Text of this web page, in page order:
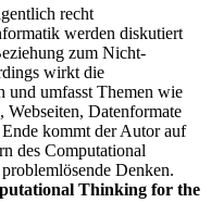
recht
werden diskutiert
zum Nicht-
wirkt die
umfasst Themen wie
Webseiten, Datenformate
kommt der Autor auf
des Computational
Denken.
Thinking for the